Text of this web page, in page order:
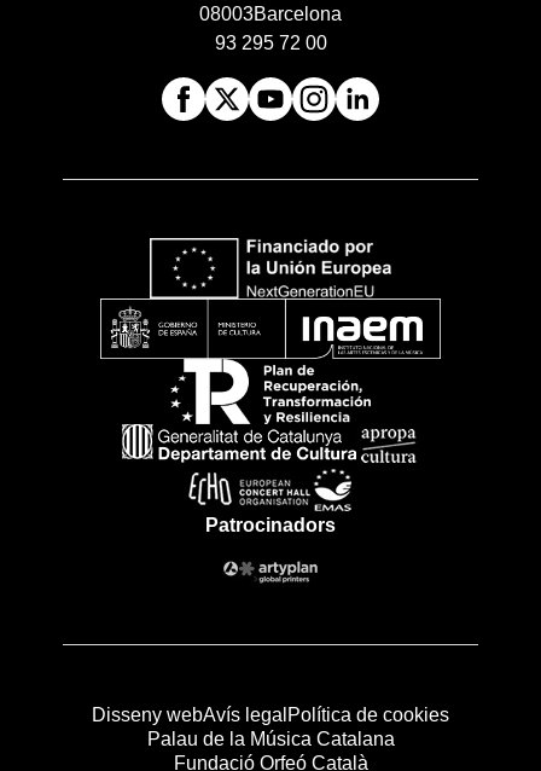
08003Barcelona
93 295 72 00
Patrocinadors
Disseny webAvís legal Política de cookies
Palau de la Música Catalana
Fundació Orfeó Català